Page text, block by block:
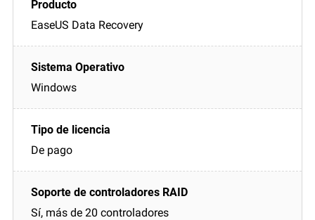
EaseUS Data Recovery
Windows
De pago
Sí, más de 20 controladores